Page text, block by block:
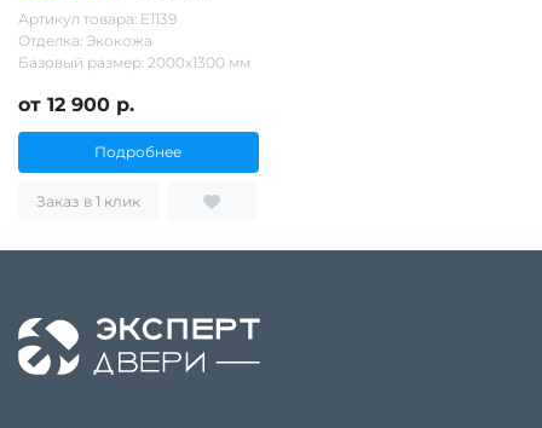
Артикул товара: Е1139
Отделка: Экокожа
Базовый размер: 2000х1300 мм
от 12 900 р.
Подробнее
Заказ в 1 клик